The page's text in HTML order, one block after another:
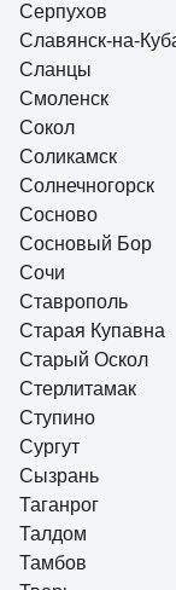
Серпухов
Славянск-на-
Сланцы
Смоленск
Сокол
Соликамск
Солнечногорск
Сосново
Сосновый Бор
Сочи
Ставрополь
Старая Купавна
Старый Оскол
Стерлитамак
Ступино
Сургут
Сызрань
Таганрог
Талдом
Тамбов